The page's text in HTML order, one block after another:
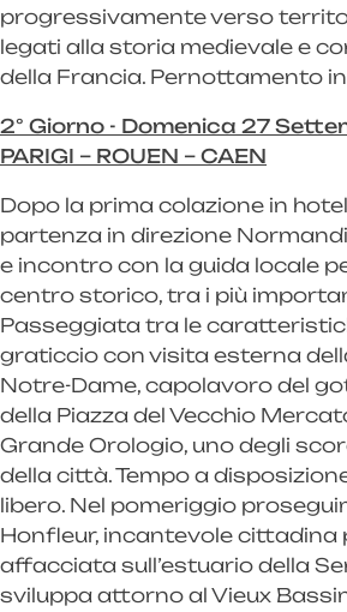
progressivamente verso
legati alla storia medievale e
della Francia. Pernottamento
2° Giorno - Domenica 27
PARIGI – ROUEN – CAEN
Dopo la prima colazione in
partenza in direzione
e incontro con la guida locale
centro storico, tra i più
Passeggiata tra le
graticcio con visita esterna
Notre-Dame, capolavoro del
della Piazza del Vecchio
Grande Orologio, uno degli
della città. Tempo a
libero. Nel pomeriggio
Honfleur, incantevole cittadina
affacciata sull’estuario della
sviluppa attorno al Vieux